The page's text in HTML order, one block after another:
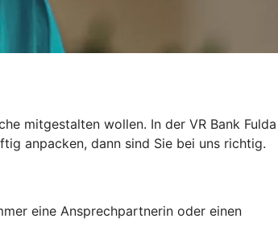
mitgestalten wollen. In der VR Bank Fulda
anpacken, dann sind Sie bei uns richtig.
eine Ansprechpartnerin oder einen